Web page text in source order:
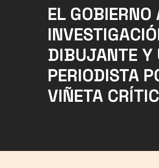
EL GOBIERNO
DIBUJANTE Y
PERIODISTA
VIÑETA